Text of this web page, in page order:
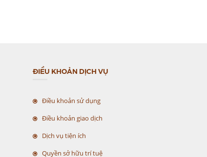
ĐIỀU KHOẢN DỊCH VỤ
Điều khoản sử dụng
Điều khoản giao dịch
Dịch vụ tiện ích
Quyền sở hữu trí tuệ